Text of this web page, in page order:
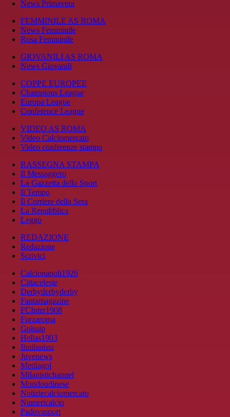
News Primavera
FEMMINILE AS ROMA
News Femminile
Rosa Femminile
GIOVANILI AS ROMA
News Giovanili
COPPE EUROPEE
Champions League
Europa League
Conference League
VIDEO AS ROMA
Video Calciomercato
Video conferenze stampa
RASSEGNA STAMPA
Il Messaggero
La Gazzetta dello Sport
Il Tempo
Il Corriere della Sera
La Repubblica
Leggo
REDAZIONE
Redazione
Scrivici
Calcionapoli1926
Cittaceleste
Derbyderbyderby
Fantamagazine
FCInter1908
Forzaroma
Golssip
Hellas1903
Ilmilanista
Juvenews
Mediagol
Milanistichannel
Mondoudinese
Notiziecalciomercato
Numericalcio
Padovasport